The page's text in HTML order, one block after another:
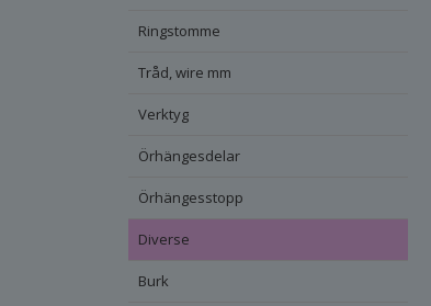
Ringstomme
Tråd, wire mm
Verktyg
Örhängesdelar
Örhängesstopp
Diverse
Burk